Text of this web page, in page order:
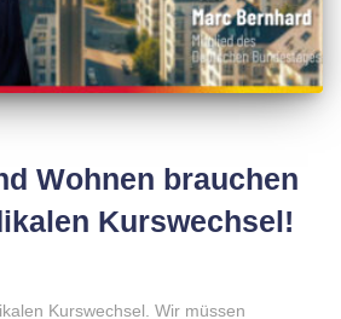
Wohnen brauchen
Kurswechsel!
Kurswechsel. Wir müssen